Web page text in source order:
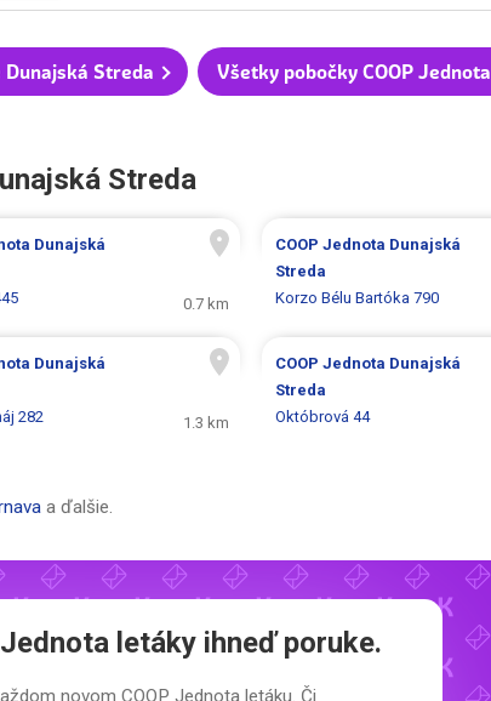
Dunajská Streda Všetky pobočky COOP Jednota
Streda
Dunajská
0.7 km
COOP Jednota Dunajská
Streda
Korzo Bélu Bartóka 790
Dunajská
282
1.3 km
COOP Jednota Dunajská
Streda
Októbrová 44
a ďalšie.
Jednota letákyihneď poruke.
novom COOP Jednota letáku. Či